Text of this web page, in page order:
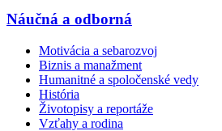
Náučná a odborná
Motivácia a sebarozvoj
Biznis a manažment
Humanitné a spoločenské vedy
História
Životopisy a reportáže
Vzťahy a rodina